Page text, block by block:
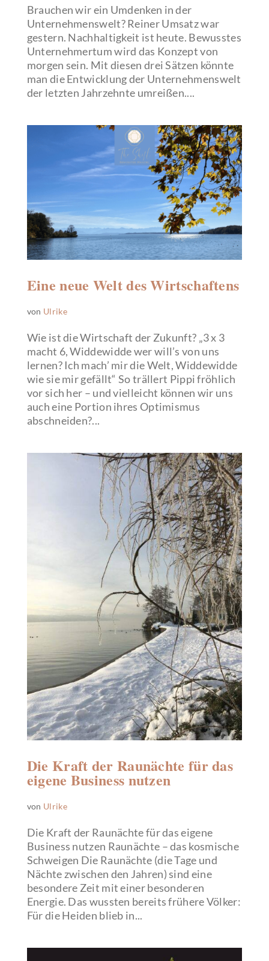
Brauchen wir ein Umdenken in der
Unternehmenswelt? Reiner Umsatz war
gestern. Nachhaltigkeit ist heute. Bewusstes
Unternehmertum wird das Konzept von
morgen sein. Mit diesen drei Sätzen könnte
man die Entwicklung der Unternehmenswelt
der letzten Jahrzehnte umreißen....
Eine neue Welt des Wirtschaftens
von Ulrike
Wie ist die Wirtschaft der Zukunft? „3 x 3
macht 6, Widdewidde wer will’s von uns
lernen? Ich mach’ mir die Welt, Widdewidde
wie sie mir gefällt“ So trällert Pippi fröhlich
vor sich her – und vielleicht können wir uns
auch eine Portion ihres Optimismus
abschneiden?...
Die Kraft der Raunächte für das
eigene Business nutzen
von Ulrike
Die Kraft der Raunächte für das eigene
Business nutzen Raunächte – das kosmische
Schweigen Die Raunächte (die Tage und
Nächte zwischen den Jahren) sind eine
besondere Zeit mit einer besonderen
Energie. Das wussten bereits frühere Völker:
Für die Heiden blieb in...